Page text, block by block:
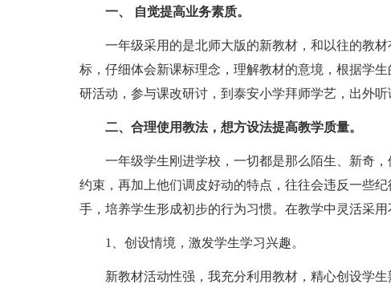
一、 自觉提高业务素质。
一年级采用的是北师大版的新教材，和以往的教
标，仔细体会新课标理念，理解教材的意境，根据学
研活动，参与课改研讨，到泰安小学拜师学艺，出外听
二、合理使用教法，想方设法提高教学质量。
一年级学生刚进学校，一切都是那么陌生、新奇
约束，再加上他们调皮好动的特点，往往会违反一些
手，培养学生形成初步的行为习惯。在教学中灵活采
1、创设情境，激发学生学习兴趣。
新教材活动性强，我充分利用教材，精心创设学生